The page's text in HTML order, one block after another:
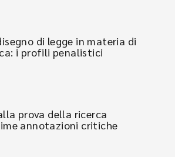
di legge in materia di
i profili penalistici
prova della ricerca
annotazioni critiche